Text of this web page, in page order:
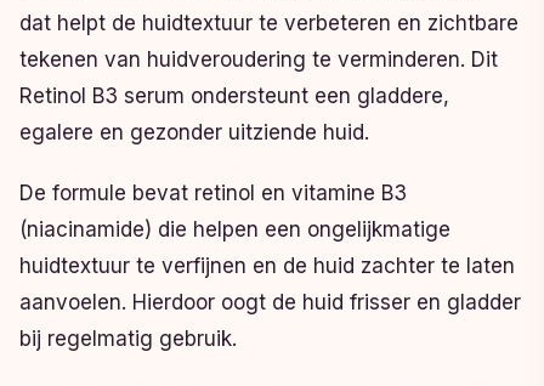
dat helpt de huidtextuur te verbeteren en zichtbare
tekenen van huidveroudering te verminderen. Dit
Retinol B3 serum ondersteunt een gladdere,
egalere en gezonder uitziende huid.
De formule bevat retinol en vitamine B3
(niacinamide) die helpen een ongelijkmatige
huidtextuur te verfijnen en de huid zachter te laten
aanvoelen. Hierdoor oogt de huid frisser en gladder
bij regelmatig gebruik.